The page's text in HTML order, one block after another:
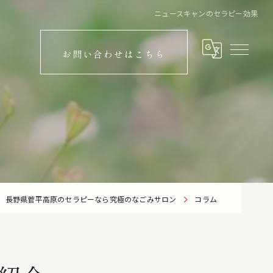
ニュースキャンのセラピー効果
お問い合わせはこちら
長野県菅平高原のセラピーなら究極のなごみサロン コラム